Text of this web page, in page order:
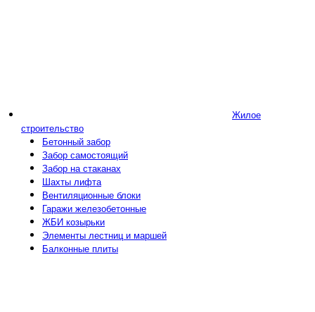
Жилое
строительство
Бетонный забор
Забор самостоящий
Забор на стаканах
Шахты лифта
Вентиляционные блоки
Гаражи железобетонные
ЖБИ козырьки
Элементы лестниц и маршей
Балконные плиты